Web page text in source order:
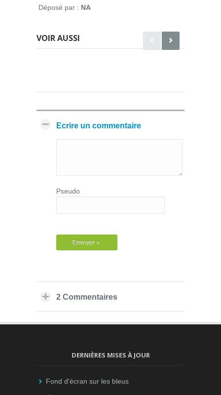
Déposé par : NA
VOIR AUSSI
Ecrire un commentaire
Pseudo
2 Commentaires
DERNIÈRES MISES À JOUR
Fond d'écran sur les bleus